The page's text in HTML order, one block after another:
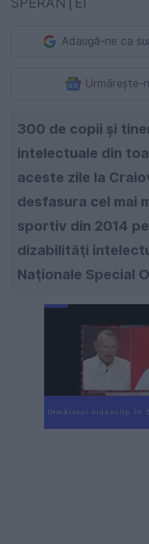
Adaugă-ne ca
Urmărește-
300 de copii şi
intelectuale din
aceste zile la
desfasura cel mai
sportiv din 2014
dizabilităţi
Naţionale Special
Următorul videoclip în 4